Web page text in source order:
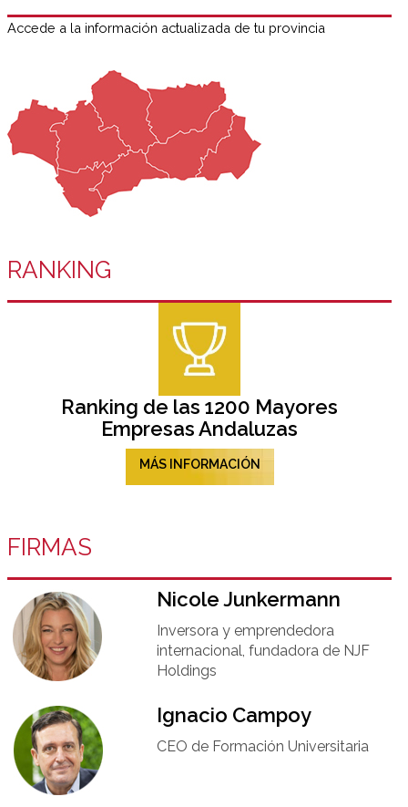
Accede a la información actualizada de tu provincia
RANKING
Ranking de las 1200 Mayores
Empresas Andaluzas
MÁS INFORMACIÓN
FIRMAS
Nicole Junkermann​
Inversora y emprendedora
internacional, fundadora de NJF
Holdings
Ignacio Campoy​
CEO de Formación Universitaria​